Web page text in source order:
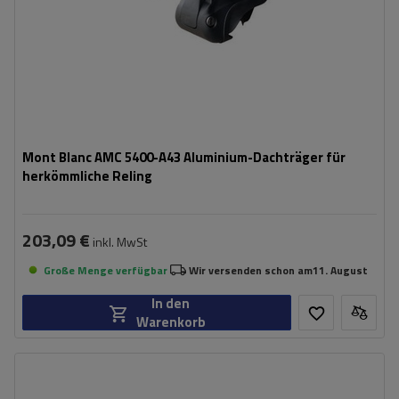
Mont Blanc AMC 5400-A43 Aluminium-Dachträger für
herkömmliche Reling
203,09 € inkl. MwSt
Große Menge verfügbar Wir versenden schon am11. August
In den
Warenkorb